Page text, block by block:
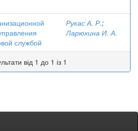
службой
Рукас А. Р.;
Ларюхина И. А.
від 1 до 1 із 1